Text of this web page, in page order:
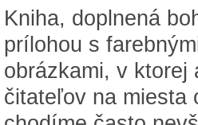
Kniha, doplnená
prílohou s
obrázkami, v ktorej
čitateľov na miesta